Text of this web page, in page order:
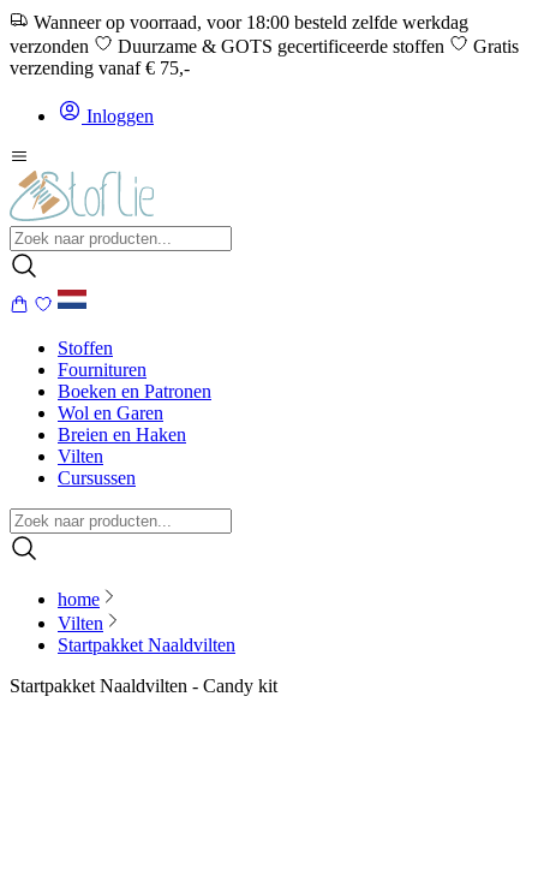
Wanneer op voorraad, voor 18:00 besteld zelfde werkdag
verzonden
Duurzame & GOTS gecertificeerde stoffen
Gratis
verzending vanaf € 75,-
Inloggen
Stoffen
Fournituren
Boeken en Patronen
Wol en Garen
Breien en Haken
Vilten
Cursussen
home
Vilten
Startpakket Naaldvilten
Startpakket Naaldvilten - Candy kit